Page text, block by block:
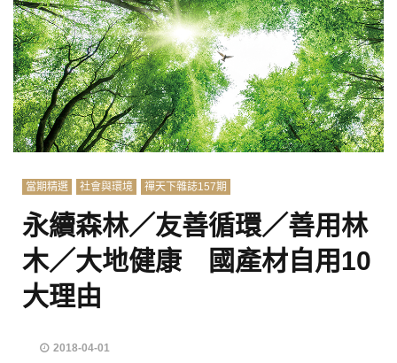
當期精選 社會與環境 禪天下雜誌157期
永續森林／友善循環／善用林
木／大地健康 國產材自用10
大理由
2018-04-01